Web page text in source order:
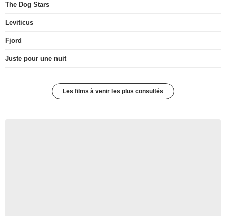
The Dog Stars
Leviticus
Fjord
Juste pour une nuit
Les films à venir les plus consultés